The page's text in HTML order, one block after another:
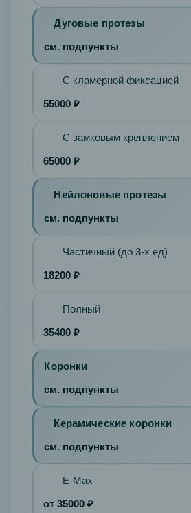
Opalescence
стоматология
Удаление
зубов
Простое
Лечение
кариеса
молочных
Лечение
пульпита
зубов
Дуговые протезы
см. подпункты
С кламерной фиксацией
55000 ₽
С замковым креплением
65000 ₽
Нейлоновые протезы
см. подпункты
Частичный (до 3-х ед)
18200 ₽
Полный
35400 ₽
Коронки
см. подпункты
Керамические коронки
см. подпункты
E-Max
от 35000 ₽